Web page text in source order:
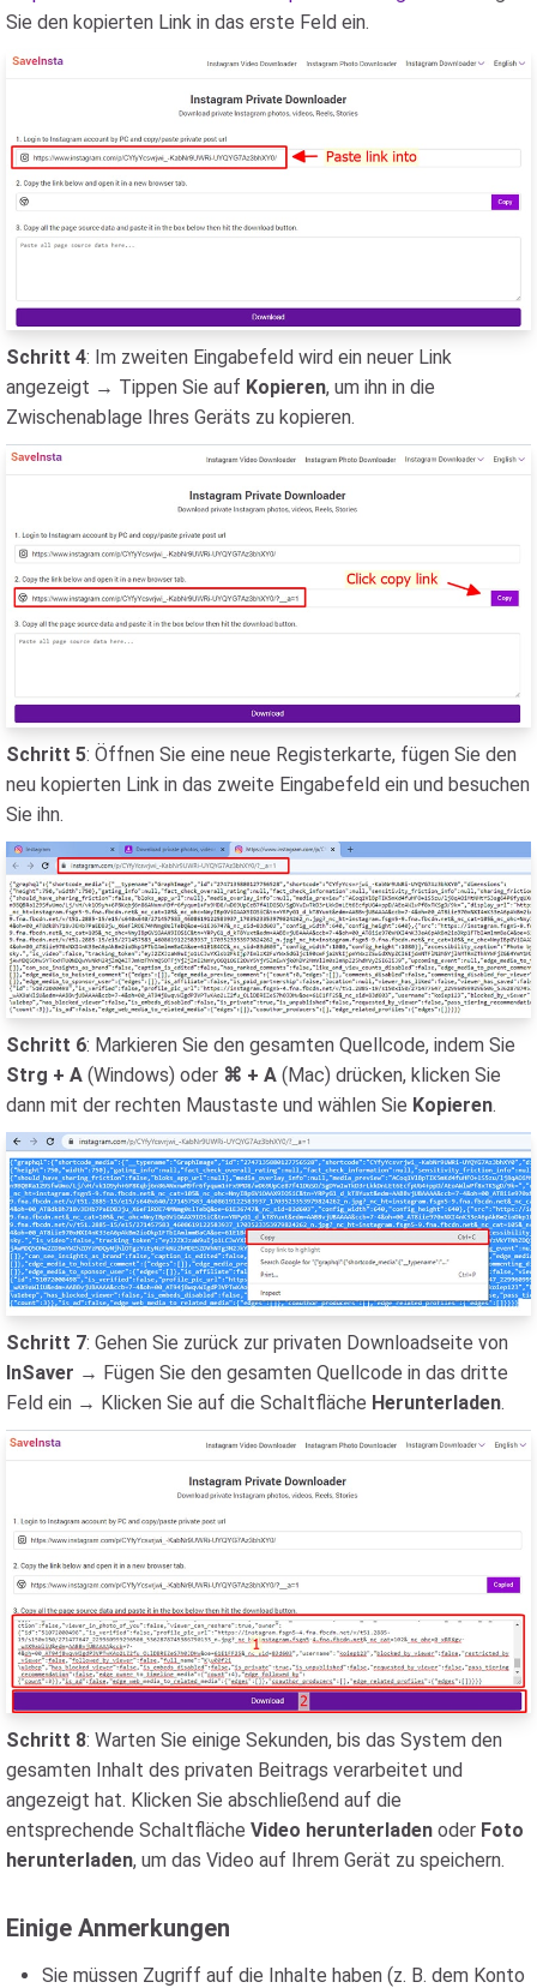
Sie den kopierten Link in das erste Feld ein.
Schritt 4: Im zweiten Eingabefeld wird ein neuer Link
angezeigt → Tippen Sie auf Kopieren, um ihn in die
Zwischenablage Ihres Geräts zu kopieren.
Schritt 5: Öffnen Sie eine neue Registerkarte, fügen Sie den
neu kopierten Link in das zweite Eingabefeld ein und besuchen
Sie ihn.
Schritt 6: Markieren Sie den gesamten Quellcode, indem Sie
Strg + A (Windows) oder ⌘ + A (Mac) drücken, klicken Sie
dann mit der rechten Maustaste und wählen Sie Kopieren.
Schritt 7: Gehen Sie zurück zur privaten Downloadseite von
InSaver → Fügen Sie den gesamten Quellcode in das dritte
Feld ein → Klicken Sie auf die Schaltfläche Herunterladen.
Schritt 8: Warten Sie einige Sekunden, bis das System den
gesamten Inhalt des privaten Beitrags verarbeitet und
angezeigt hat. Klicken Sie abschließend auf die
entsprechende Schaltfläche Video herunterladen oder Foto
herunterladen, um das Video auf Ihrem Gerät zu speichern.
Einige Anmerkungen
Sie müssen Zugriff auf die Inhalte haben (z. B. dem Konto